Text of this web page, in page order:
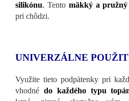
silikónu. Tento mäkký a pružný
pri chôdzi.
UNIVERZÁLNE
Využite tieto podpätenky pri
vhodné do každého typu